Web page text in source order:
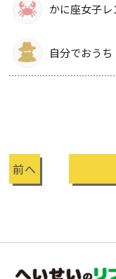
かに座女子レ
自分でおう
前へ